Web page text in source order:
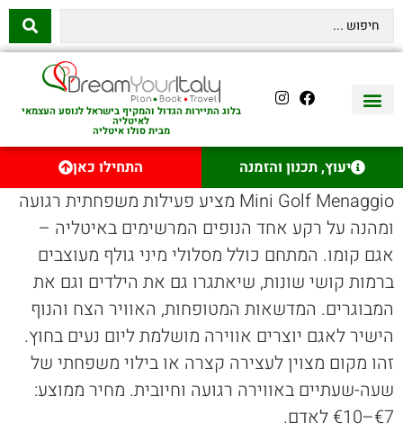
בלוג התיירות הגדול והמקיף בישראל לנוסע העצמאי
לאיטליה
מבית סולו איטליה
יעוץ, תכנון והזמנה התחילו כאן
Mini Golf Menaggio מציע פעילות משפחתית רגועה
ומהנה על רקע אחד הנופים המרשימים באיטליה –
אגם קומו. המתחם כולל מסלולי מיני גולף מעוצבים
ברמות קושי שונות, שיאתגרו גם את הילדים וגם את
המבוגרים. המדשאות המטופחות, האוויר הצח והנוף
הישיר לאגם יוצרים אווירה מושלמת ליום נעים בחוץ.
זהו מקום מצוין לעצירה קצרה או בילוי משפחתי של
שעה-שעתיים באווירה רגועה וחיובית. מחיר ממוצע:
€7–€10 לאדם.